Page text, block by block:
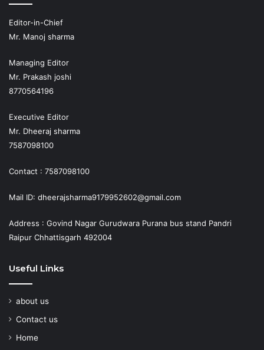
Editor-in-Chief
Mr. Manoj sharma
Managing Editor
Mr. Prakash joshi
8770564196
Executive Editor
Mr. Dheeraj sharma
7587098100
Contact : 7587098100
Mail ID: dheerajsharma9179952602@gmail.com
Address : Govind Nagar Gurudwara Purana bus stand Pandri
Raipur Chhattisgarh 492004
Useful Links
about us
Contact us
Home